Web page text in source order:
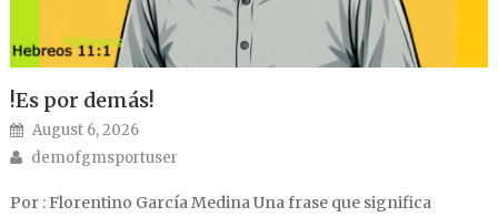
!Es por demás!
Posted on
August 6, 2026
Author
demofgmsportuser
Por : Florentino García Medina Una frase que significa